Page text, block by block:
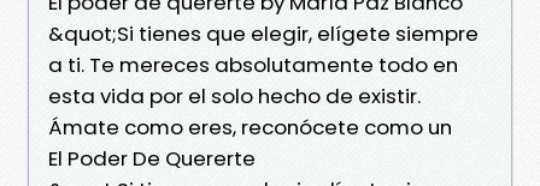
&quot;Si tienes que elegir, elígete siempre
a ti. Te mereces absolutamente todo en
esta vida por el solo hecho de existir.
Ámate como eres, reconócete como un
El Poder De Quererte